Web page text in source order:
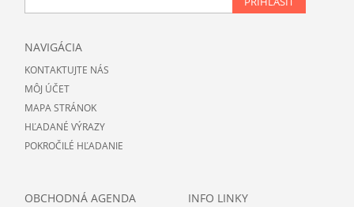
NAVIGÁCIA
KONTAKTUJTE NÁS
MÔJ ÚČET
MAPA STRÁNOK
HĽADANÉ VÝRAZY
POKROČILÉ HĽADANIE
OBCHODNÁ AGENDA INFO LINKY